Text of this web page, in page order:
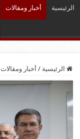
الرئيسية أخبار ومقالات
الرئيسية / أخبار ومقالات